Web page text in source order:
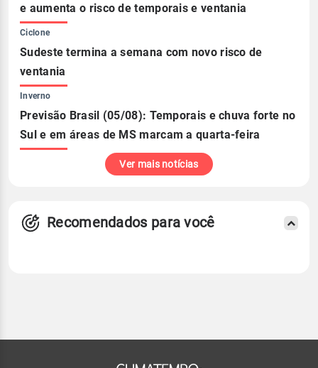
e aumenta o risco de temporais e ventania
Ciclone
Sudeste termina a semana com novo risco de
ventania
Inverno
Previsão Brasil (05/08): Temporais e chuva forte no
Sul e em áreas de MS marcam a quarta-feira
Ver mais notícias
Recomendados para você